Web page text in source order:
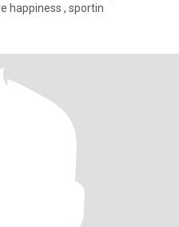
happiness , sportin